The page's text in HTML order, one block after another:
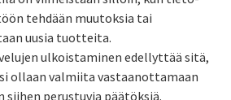
tehdään muutoksia tai
uusia tuotteita.
ulkoistaminen edellyttää sitä,
ollaan valmiita vastaanottamaan
siihen perustuvia päätöksiä.